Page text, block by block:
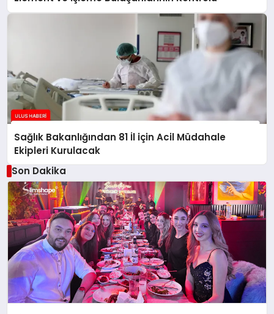
Sağlık Bakanlığından 81 İl için Acil Müdahale
Ekipleri Kurulacak
Son Dakika